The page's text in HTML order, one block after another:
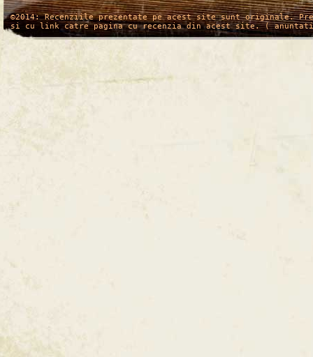
/* */
©2014: Recenziile prezentate pe acest site sunt originale.
si cu link catre pagina cu recenzia din acest site. (